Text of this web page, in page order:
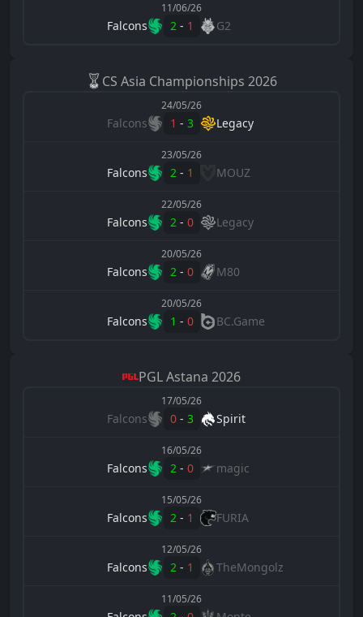
11/06/26
Falcons 2- 1 G2
CS Asia Championships 2026
24/05/26
Falcons 1 - 3 Legacy
23/05/26
Falcons 2- 1 MOUZ
22/05/26
Falcons 2- 0 Legacy
20/05/26
Falcons 2- 0 M80
20/05/26
Falcons 1 - 0 BC.Game
PGLAstana 2026
17/05/26
Falcons 0- 3 Spirit
16/05/26
Falcons 2- 0 magic
15/05/26
Falcons 2- 1 FURIA
12/05/26
Falcons 2- 1 TheMongolz
11/05/26